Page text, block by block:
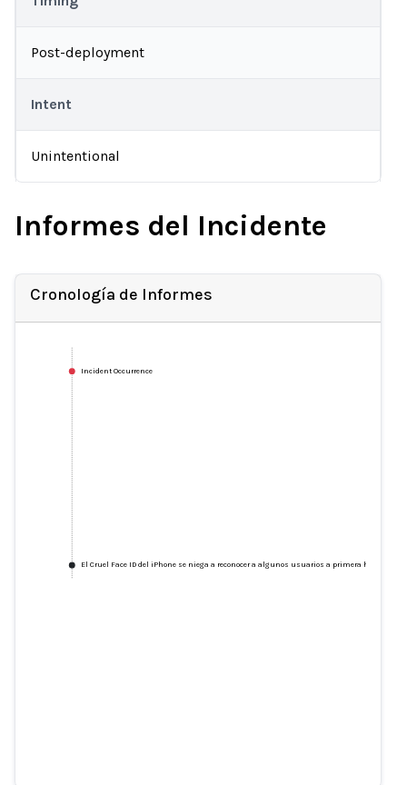
Post-deployment
Intent
Unintentional
Informes del Incidente
Cronología de Informes
Incident Occurrence
El Cruel Face ID del iPhone se niega a reconocer a algunos usuarios a primera hora de la